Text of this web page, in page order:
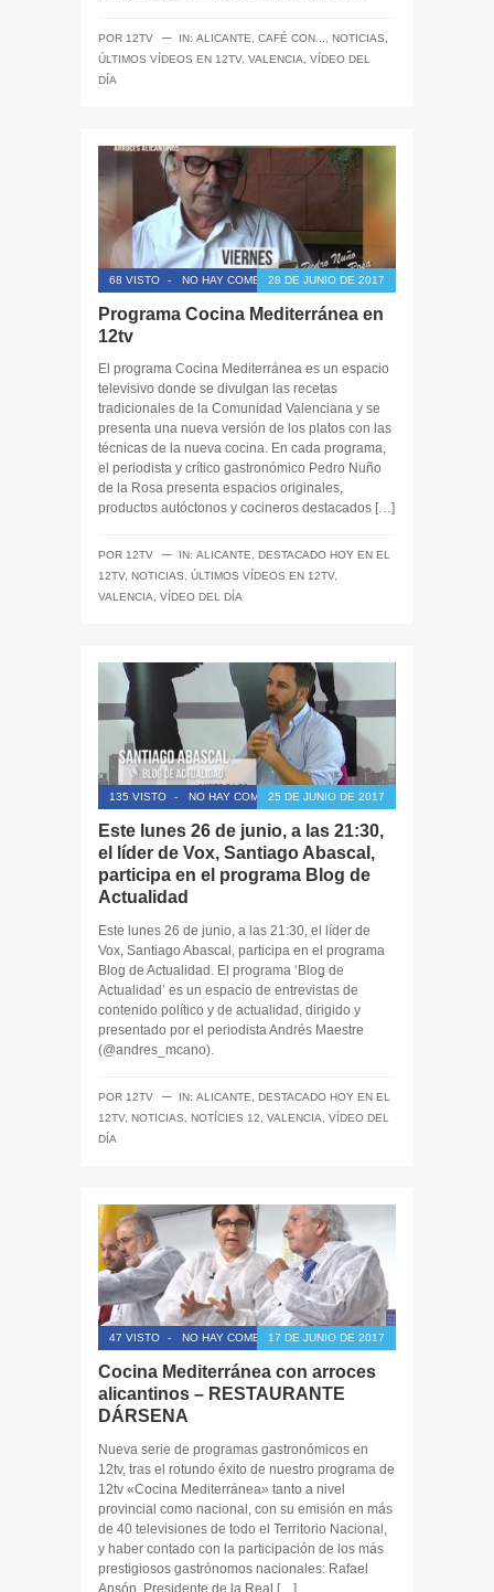
POR 12TV ─ IN: ALICANTE CAFÉ CON... NOTICIAS
ÚLTIMOS VÍDEOS EN 12TV, VALENCIA
VÍDEO DEL
DÍA
68 VISTO - NO HAY COMENTARIOS28 DE JUNIO DE 2017
Programa Cocina Mediterránea en
12tv
El programa Cocina Mediterránea es un espacio
televisivo donde se divulgan las recetas
tradicionales de la Comunidad Valenciana y se
presenta una nueva versión de los platos con las
técnicas de la nueva cocina. En cada programa,
el periodista y crítico gastronómico Pedro Nuño
de la Rosa presenta espacios originales,
productos autóctonos y cocineros destacados […]
POR 12TV ─ IN: ALICANTE
DESTACADO HOY EN EL
12TV, NOTICIAS ÚLTIMOS VÍDEOS EN 12TV,
VALENCIA
VÍDEO DEL DÍA
135 VISTO - NO HAY COMENTARIOS25 DE JUNIO DE 2017
Este lunes 26 de junio, a las 21:30,
el líder de Vox, Santiago Abascal,
participa en el programa Blog de
Actualidad
Este lunes 26 de junio, a las 21:30, el líder de
Vox, Santiago Abascal, participa en el programa
Blog de Actualidad. El programa ‘Blog de
Actualidad’ es un espacio de entrevistas de
contenido político y de actualidad, dirigido y
presentado por el periodista Andrés Maestre
(@andres_mcano).
POR 12TV ─ IN: ALICANTE
DESTACADO HOY EN EL
12TV, NOTICIAS NOTÍCIES 12 VALENCIA
VÍDEO DEL
DÍA
47 VISTO - NO HAY COMENTARIOS17 DE JUNIO DE 2017
Cocina Mediterránea con arroces
alicantinos – RESTAURANTE
DÁRSENA
Nueva serie de programas gastronómicos en
12tv, tras el rotundo éxito de nuestro programa de
12tv «Cocina Mediterránea» tanto a nivel
provincial como nacional, con su emisión en más
de 40 televisiones de todo el Territorio Nacional,
y haber contado con la participación de los más
prestigiosos gastrónomos nacionales: Rafael
Ansón, Presidente de la Real […]